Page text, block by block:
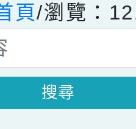
頁/瀏覽：
搜尋